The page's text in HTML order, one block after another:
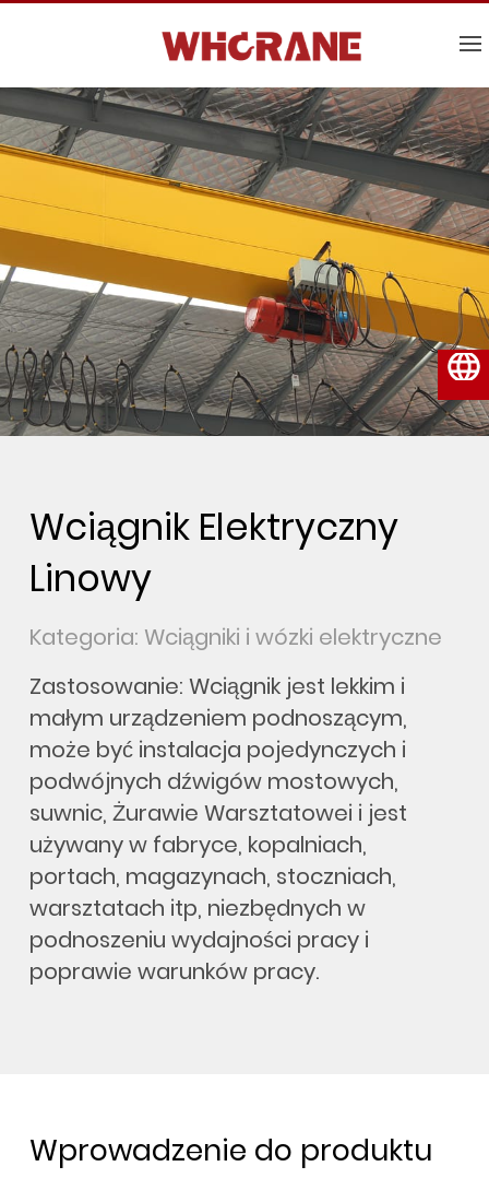
Wciągnik Elektryczny
Linowy
Kategoria: Wciągniki i wózki elektryczne
Zastosowanie: Wciągnik jest lekkim i
małym urządzeniem podnoszącym,
może być instalacja pojedynczych i
podwójnych dźwigów mostowych,
suwnic, Żurawie Warsztatowei i jest
używany w fabryce, kopalniach,
portach, magazynach, stoczniach,
warsztatach itp, niezbędnych w
podnoszeniu wydajności pracy i
poprawie warunków pracy.
Wprowadzenie do produktu
Polski